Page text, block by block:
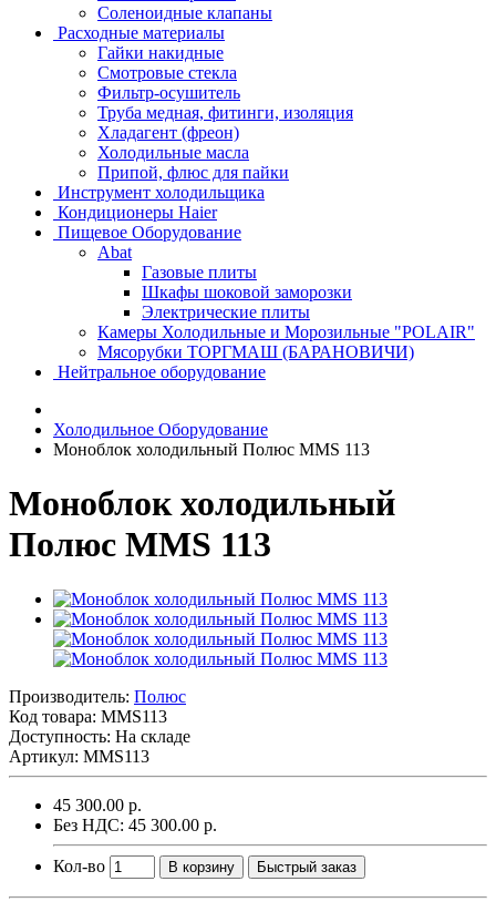
Соленоидные клапаны
Расходные материалы
Гайки накидные
Смотровые стекла
Фильтр-осушитель
Труба медная, фитинги, изоляция
Хладагент (фреон)
Холодильные масла
Припой, флюс для пайки
Инструмент холодильщика
Кондиционеры Haier
Пищевое Оборудование
Abat
Газовые плиты
Шкафы шоковой заморозки
Электрические плиты
Камеры Холодильные и Морозильные "POLAIR"
Мясорубки ТОРГМАШ (БАРАНОВИЧИ)
Нейтральное оборудование
Холодильное Оборудование
Моноблок холодильный Полюс MMS 113
Моноблок холодильный
Полюс MMS 113
Производитель: Полюс
Код товара: MMS113
Доступность: На складе
Артикул: MMS113
45 300.00 р.
Без НДС: 45 300.00 р.
Кол-во В корзину Быстрый заказ